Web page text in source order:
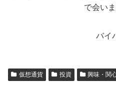
で会い
バイ
仮想通貨 投資 興味・関